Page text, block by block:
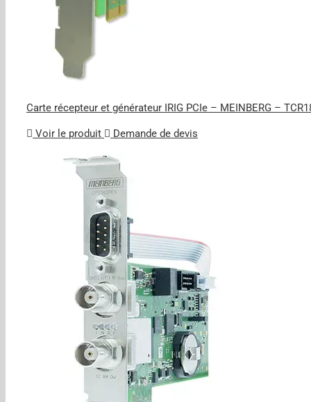
Carte récepteur et générateur IRIG PCIe – MEINBERG –
Voir le produit Demande de devis